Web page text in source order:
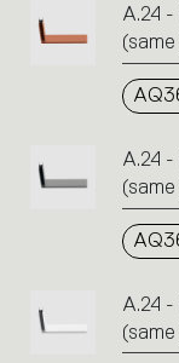
A.24
A.24
A.24